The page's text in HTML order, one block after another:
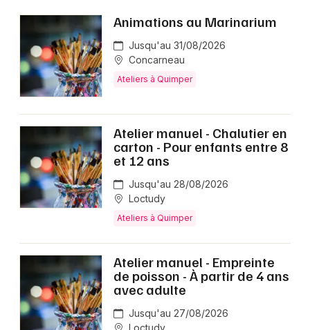
Animations au Marinarium
Jusqu'au 31/08/2026
Concarneau
Ateliers à Quimper
Atelier manuel - Chalutier en
carton - Pour enfants entre 8
et 12 ans
Jusqu'au 28/08/2026
Loctudy
Ateliers à Quimper
Atelier manuel - Empreinte
de poisson - À partir de 4 ans
avec adulte
Jusqu'au 27/08/2026
Loctudy